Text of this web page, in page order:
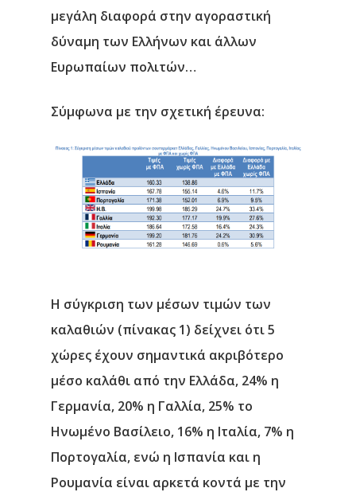
μεγάλη διαφορά στην αγοραστική
δύναμη των Ελλήνων και άλλων
Ευρωπαίων πολιτών…
Σύμφωνα με την σχετική έρευνα:
Η σύγκριση των μέσων τιμών των
καλαθιών (πίνακας 1) δείχνει ότι5
χώρες έχουν σημαντικά ακριβότερο
μέσο καλάθι από την Ελλάδα, 24% η
Γερμανία, 20% η Γαλλία, 25% το
Ηνωμένο Βασίλειο, 16% η Ιταλία, 7% η
Πορτογαλία, ενώ η Ισπανία και η
Ρουμανία είναι αρκετά κοντά με την